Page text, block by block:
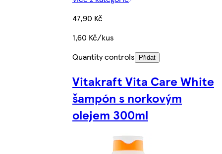
47,90 Kč
1,60 Kč/kus
Quantity controls
Přidat
Vitakraft Vita Care White
šampón s norkovým
olejem 300ml